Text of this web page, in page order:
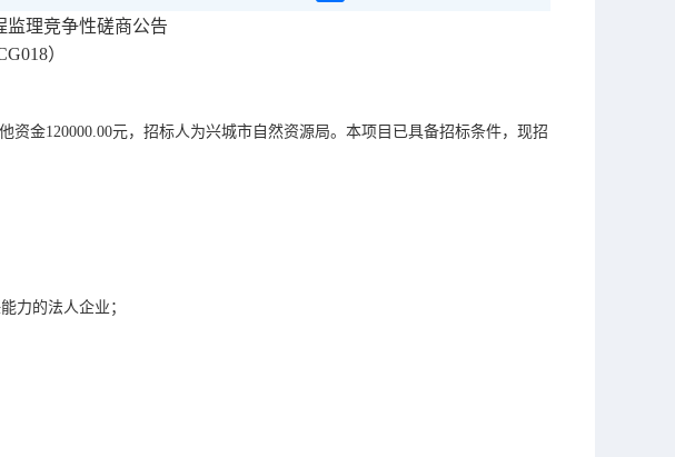
监理竞争性磋商公告
）
资金120000.00元， 招标人为兴城市自然资源局。本项目已具备招标条件，现招
力的法人企业；